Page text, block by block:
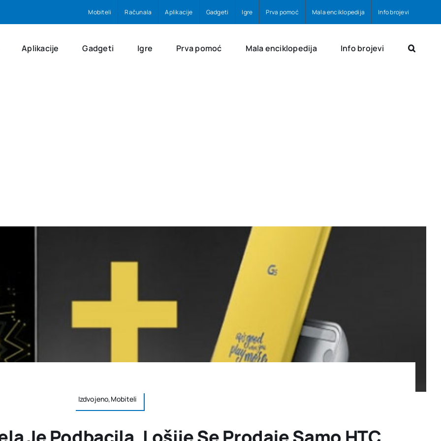
Mobiteli Računala Aplikacije Gadgeti Igre Prva pomoć Mala enciklopedija Info brojevi
Aplikacije Gadgeti Igre Prva pomoć Mala enciklopedija Info brojevi
Izdvojeno,Mobiteli